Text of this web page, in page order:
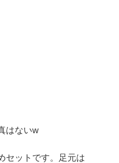
はないw
セットです。足元は